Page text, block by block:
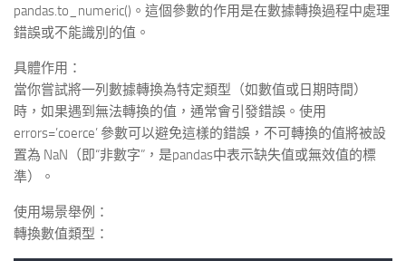
pandas.to_numeric()。這個參數的作用是在數據轉換過程中處理
錯誤或不能識別的值。
具體作用：
當你嘗試將一列數據轉換為特定類型（如數值或日期時間）
時，如果遇到無法轉換的值，通常會引發錯誤。使用
errors=’coerce’ 參數可以避免這樣的錯誤，不可轉換的值將被設
置為 NaN（即“非數字”，是pandas中表示缺失值或無效值的標
準）。
使用場景舉例：
轉換數值類型：